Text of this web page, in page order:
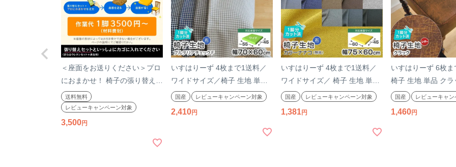
＜座面をお送りください＞プロ
におまかせ！ 椅子の張り替え
×1脚分（作業費のみ・材料費
別）※材料は別ページからお求
めください※ 椅子の張替え 椅
送料無料
レビューキャンペーン対象
3,500
いすはりーず 4枚まで1送料／
ワイドサイズ／椅子 生地 単品
ブルテリアチェックF 幅
り生地 国産 サンゲツ チェア 座
国産 レビューキャンペーン対象
2,410
いすはりーず 4枚まで1送料／
ワイドサイズ／ 椅子 生地 単品
カラーナナコ 幅75×60cm 無地
ンゲツ チェア 座面 修理 張地
国産 レビューキャンペーン対象
1,381
いすはりーず 6枚
椅子 生地 単品 クラ
60×60cm レザー 合
国産 レビューキャ
1,460